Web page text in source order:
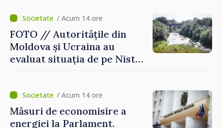
consecințele”/ Acum 14 ore
FOTO // Autoritățile din
Moldova și Ucraina au
evaluat situația de pe Nistru
/ Acum 14 ore
Măsuri de economisire a
energiei la Parlament.